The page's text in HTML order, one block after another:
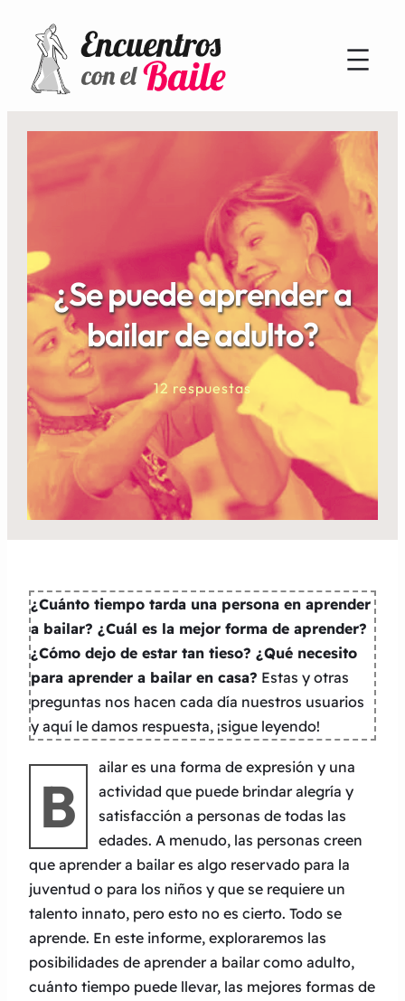
¿Se puede aprender a
bailar de adulto?
12 respuestas
¿Cuánto tiempo tarda una persona en aprender
a bailar? ¿Cuál es la mejor forma de aprender?
¿Cómo dejo de estar tan tieso? ¿Qué necesito
para aprender a bailar en casa? Estas y otras
preguntas nos hacen cada día nuestros usuarios
y aquí le damos respuesta, ¡sigue leyendo!
B
ailar es una forma de expresión y una
actividad que puede brindar alegría y
satisfacción a personas de todas las
edades. A menudo, las personas creen
que aprender a bailar es algo reservado para la
juventud o para los niños y que se requiere un
talento innato, pero esto no es cierto. Todo se
aprende. En este informe, exploraremos las
posibilidades de aprender a bailar como adulto,
cuánto tiempo puede llevar, las mejores formas de